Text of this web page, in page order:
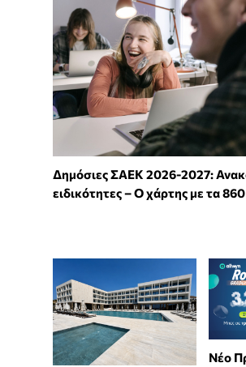
Δημόσιες ΣΑΕΚ 2026-2027:
ειδικότητες – Ο χάρτης με τα
Νέο